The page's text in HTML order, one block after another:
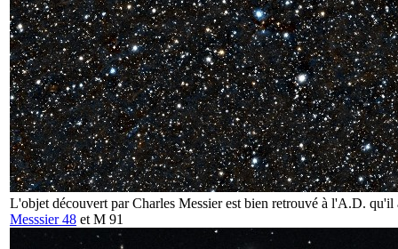
L'objet découvert par Charles Messier est bien retrouvé à l'A.D. qu'il
Messsier 48 et M 91